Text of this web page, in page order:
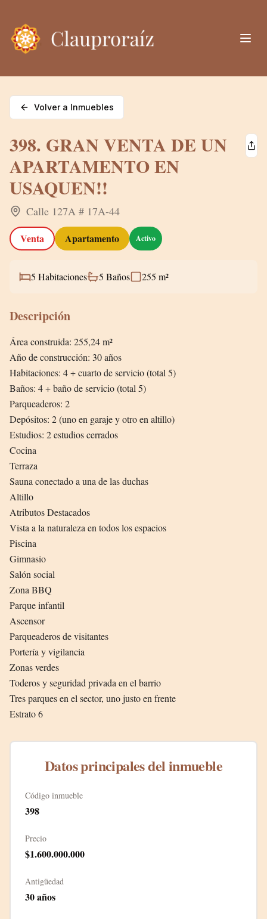
Volver a Inmuebles
398. GRAN VENTA DE UN
APARTAMENTO EN
USAQUEN!!
Calle 127A # 17A-44
Venta Apartamento Activo
5 Habitaciones 5 Baños 255 m²
Descripción
Área construida: 255,24 m²
Año de construcción: 30 años
Habitaciones: 4 + cuarto de servicio (total 5)
Baños: 4 + baño de servicio (total 5)
Parqueaderos: 2
Depósitos: 2 (uno en garaje y otro en altillo)
Estudios: 2 estudios cerrados
Cocina
Terraza
Sauna conectado a una de las duchas
Altillo
Atributos Destacados
Vista a la naturaleza en todos los espacios
Piscina
Gimnasio
Salón social
Zona BBQ
Parque infantil
Ascensor
Parqueaderos de visitantes
Portería y vigilancia
Zonas verdes
Toderos y seguridad privada en el barrio
Tres parques en el sector, uno justo en frente
Estrato 6
Datos principales del inmueble
Código inmueble
398
Precio
$1.600.000.000
Antigüedad
30años